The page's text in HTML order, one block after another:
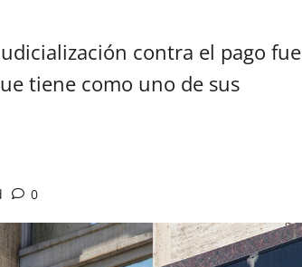
contra el pago fue
tiene como uno de sus
0